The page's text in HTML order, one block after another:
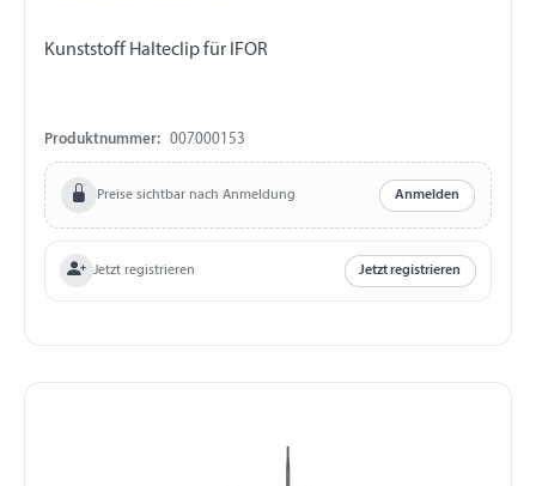
Kunststoff Halteclip für IFOR
Produktnummer: 007000153
Preise sichtbar nach Anmeldung Anmelden
Jetzt registrieren Jetzt registrieren